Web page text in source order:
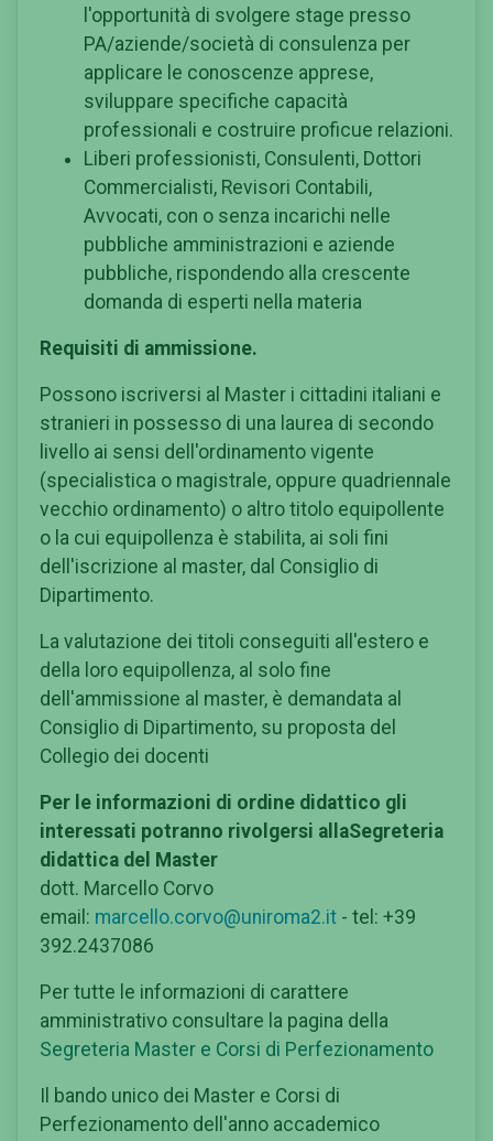
l'opportunità di svolgere stage presso
PA/aziende/società di consulenza per
applicare le conoscenze apprese,
sviluppare specifiche capacità
professionali e costruire proficue relazioni.
Liberi professionisti, Consulenti, Dottori
Commercialisti, Revisori Contabili,
Avvocati, con o senza incarichi nelle
pubbliche amministrazioni e aziende
pubbliche, rispondendo alla crescente
domanda di esperti nella materia
Requisiti di ammissione.
Possono iscriversi al Master i cittadini italiani e
stranieri in possesso di una laurea di secondo
livello ai sensi dell'ordinamento vigente
(specialistica o magistrale, oppure quadriennale
vecchio ordinamento) o altro titolo equipollente
o la cui equipollenza è stabilita, ai soli fini
dell'iscrizione al master, dal Consiglio di
Dipartimento.
La valutazione dei titoli conseguiti all'estero e
della loro equipollenza, al solo fine
dell'ammissione al master, è demandata al
Consiglio di Dipartimento, su proposta del
Collegio dei docenti
Per le informazioni di ordine didattico gli
interessati potranno rivolgersi allaSegreteria
didattica del Master
dott. Marcello Corvo
email: marcello.corvo@uniroma2.it - tel: +39
392.2437086
Per tutte le informazioni di carattere
amministrativo consultare la pagina della
Segreteria Master e Corsi di Perfezionamento
Il bando unico dei Master e Corsi di
Perfezionamento dell'anno accademico